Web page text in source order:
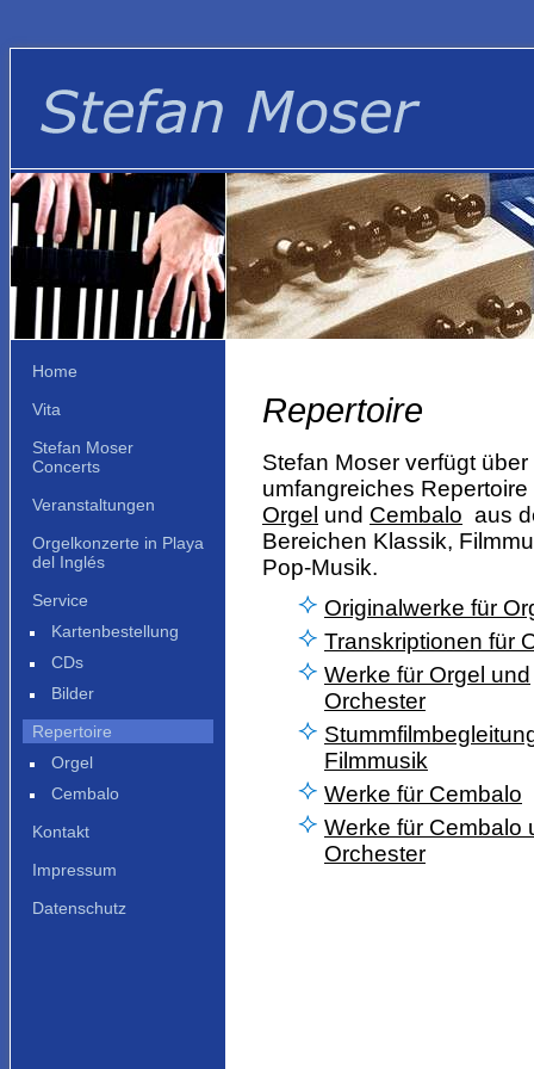
Repertoire
Stefan Moser verfügt über
umfangreiches Repertoire
Orgel und Cembalo aus
Bereichen Klassik,
Pop-Musik.
Originalwerke für
Transkriptionen für
Werke für Orgel und
Orchester
Filmmusik
Werke für Cembalo
Werke für Cembalo
Orchester
Home
Vita
Stefan Moser
Concerts
Veranstaltungen
Orgelkonzerte in Playa
del Inglés
Service
Kartenbestellung
CDs
Bilder
Repertoire
Orgel
Cembalo
Kontakt
Impressum
Datenschutz